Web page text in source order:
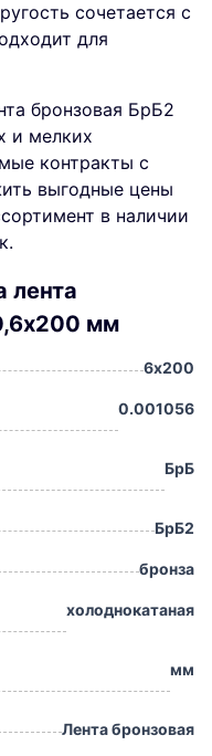
сочетается с
для
бронзовая БрБ2
и мелких
контракты с
выгодные цены
в наличии
лента
мм
6х200
0.001056
БрБ
БрБ2
бронза
холоднокатаная
мм
Лента бронзовая